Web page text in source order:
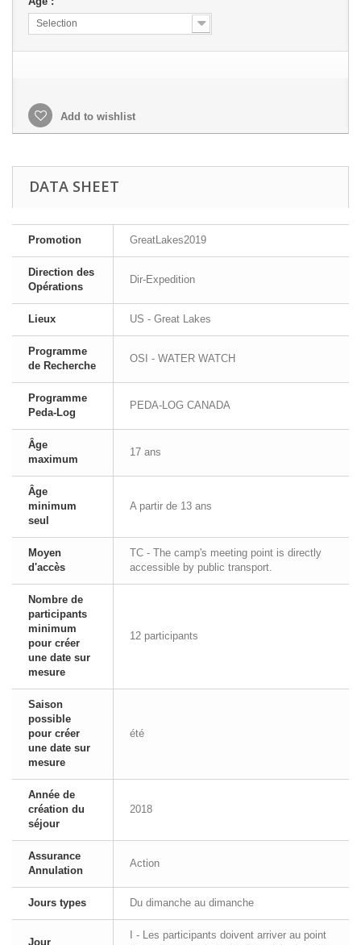
Selection
Add to wishlist
DATA SHEET
Promotion GreatLakes2019
Direction des
Opérations
Dir-Expedition
Lieux US - Great Lakes
Programme
de Recherche
OSI - WATER WATCH
Programme
Peda-Log
PEDA-LOG CANADA
Âge
maximum
17 ans
Âge
minimum
seul
A partir de 13 ans
Moyen
d'accès
TC - The camp's meeting point is directly
accessible by public transport.
Nombre de
participants
minimum
pour créer
une date sur
mesure
12 participants
Saison
possible
pour créer
une date sur
mesure
été
Année de
création du
séjour
2018
Assurance
Annulation
Action
Jours types Du dimanche au dimanche
Jour
I - Les participants doivent arriver au point